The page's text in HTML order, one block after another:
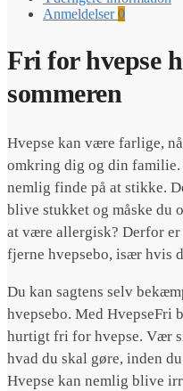
dyse
300ml
Anmeldelser0
Fri for hvepse
sommeren
Hvepse kan være farlige,
omkring dig og din familie.
nemlig finde på at stikke.
blive stukket og måske du
at være allergisk? Derfor er
fjerne hvepsebo, især hvis
Du kan sagtens selv
hvepsebo. Med HvepseFri
hurtigt fri for hvepse. Vær
hvad du skal gøre, inden
Hvepse kan nemlig blive